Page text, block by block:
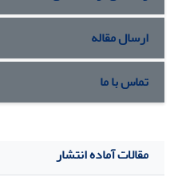
ارسال مقاله
تماس با ما
مقالات آماده انتشار